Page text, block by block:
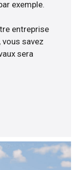
exemple.
entreprise
, vous savez
sera